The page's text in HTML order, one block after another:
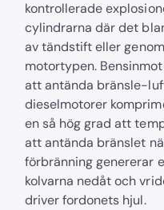
kontrollerade
cylindrarna där det
av tändstift eller
motortypen.
att antända bränsle-
dieselmotorer
en så hög grad att
att antända bränslet
förbränning genererar
kolvarna nedåt och
driver fordonets hjul.